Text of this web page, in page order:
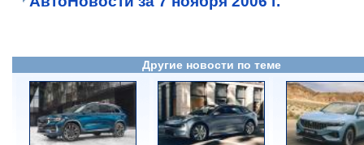
Другие новости по теме